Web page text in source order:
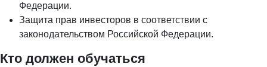
Федерации.
Защита прав инвесторов в соответствии с
законодательством Российской Федерации.
Кто должен обучаться